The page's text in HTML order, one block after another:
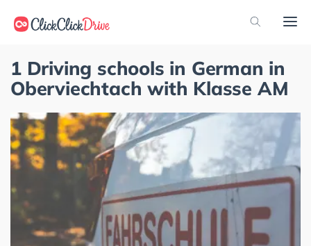
1 Driving schools in German in
Oberviechtach with Klasse AM